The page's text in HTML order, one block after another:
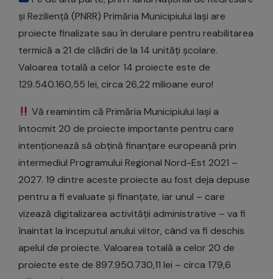
și Reziliență (PNRR) Primăria Municipiului Iași are
proiecte finalizate sau în derulare pentru reabilitarea
termică a 21 de clădiri de la 14 unități școlare.
Valoarea totală a celor 14 proiecte este de
129.540.160,55 lei, circa 26,22 milioane euro!
Vă reamintim că Primăria Municipiului Iași a
întocmit 20 de proiecte importante pentru care
intenționează să obțină finanțare europeană prin
intermediul Programului Regional Nord-Est 2021 –
2027. 19 dintre aceste proiecte au fost deja depuse
pentru a fi evaluate și finanțate, iar unul – care
vizează digitalizarea activității administrative – va fi
înaintat la începutul anului viitor, când va fi deschis
apelul de proiecte. Valoarea totală a celor 20 de
proiecte este de 897.950.730,11 lei – circa 179,6